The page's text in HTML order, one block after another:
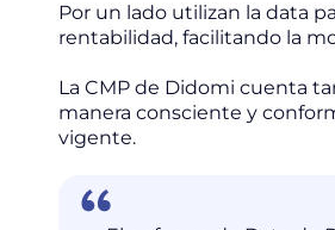
Por un lado utilizan la data
rentabilidad, facilitando la
La CMP de Didomi cuenta
manera consciente y
vigente.